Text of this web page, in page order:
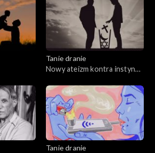
Tanie dranie
Nowy ateizm kontra instynkt
Tanie dranie